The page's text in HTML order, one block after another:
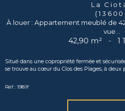
La
À louer : Appartement meublé de
vue...
42,90 m² - 1
Situé dans une copropriété fermée et
se trouve au cœur du Clos des Plages, à deux
Réf : 1981f